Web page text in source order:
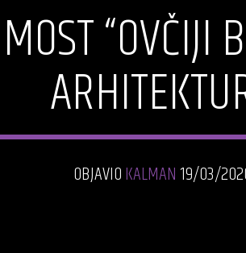
“OVČIJI
OBJAVIOKALMAN19/03/